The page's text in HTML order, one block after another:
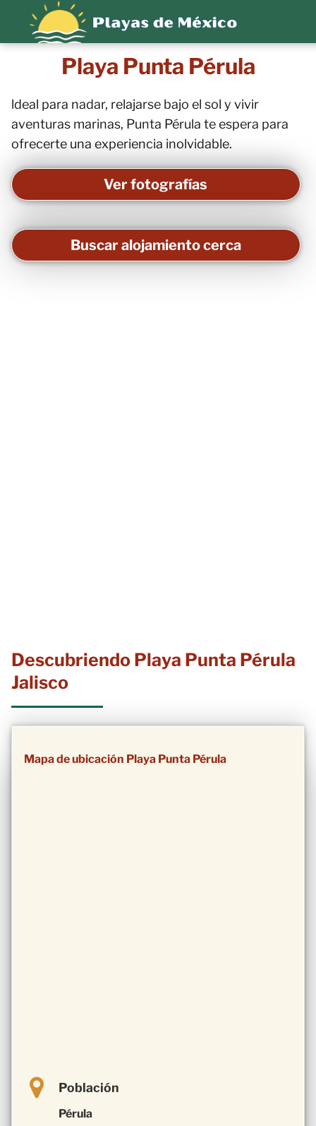
Playa Punta Pérula
ldeal para nadar, relajarse bajo el sol y vivir
aventuras marinas, Punta Pérula te espera para
ofrecerte una experiencia inolvidable.
Ver fotografías
Buscar alojamiento cerca
Descubriendo Playa Punta Pérula
Jalisco
Mapa de ubicación Playa Punta Pérula
Población
Pérula